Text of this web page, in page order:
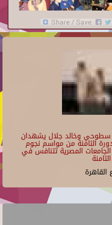
سطوحي وخالد جلال يشهدان
الثامنة من مواسم نجوم
130 عرضًا من الجامعات المصرية تتنافس في
القاهرة